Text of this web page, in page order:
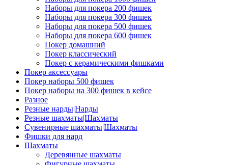
Наборы для покера 200 фишек
Наборы для покера 300 фишек
Наборы для покера 500 фишек
Наборы для покера 600 фишек
Покер домашний
Покер классический
Покер с керамическими фишками
Покер аксессуары
Покер наборы 500 фишек
Покер наборы на 300 фишек в кейсе
Разное
Резные нарды|Нарды
Резные шахматы|Шахматы
Сувенирные шахматы|Шахматы
Фишки для нард
Шахматы
Деревянные шахматы